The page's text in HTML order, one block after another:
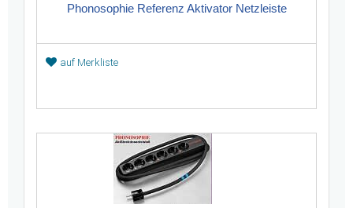
Phonosophie Referenz Aktivator Netzleiste
auf Merkliste